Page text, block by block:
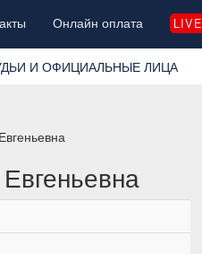
Онлайн оплата LIVE
И ОФИЦИАЛЬНЫЕ ЛИЦА